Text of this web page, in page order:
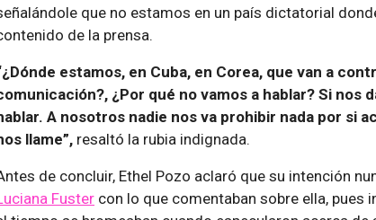
que no estamos en un país dictatorial
de la prensa.
estamos, en Cuba, en Corea, que van a
¿Por qué no vamos a hablar? Si nos
A nosotros nadie nos va prohibir nada por si
llame”, resaltó la rubia indignada.
de concluir, Ethel Pozo aclaró que su intención
Fuster con lo que comentaban sobre ella, pues